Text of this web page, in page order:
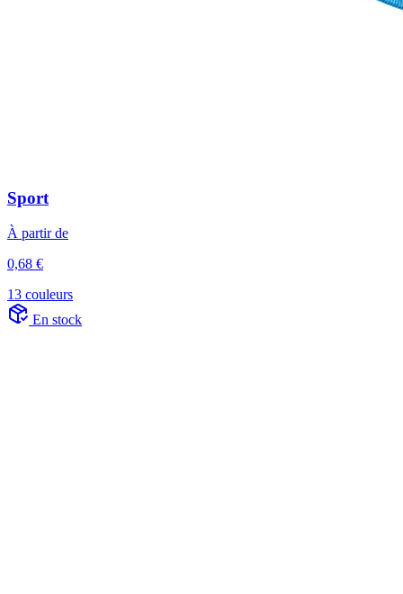
Sport
À partir de
0,68 €
13 couleurs
En stock